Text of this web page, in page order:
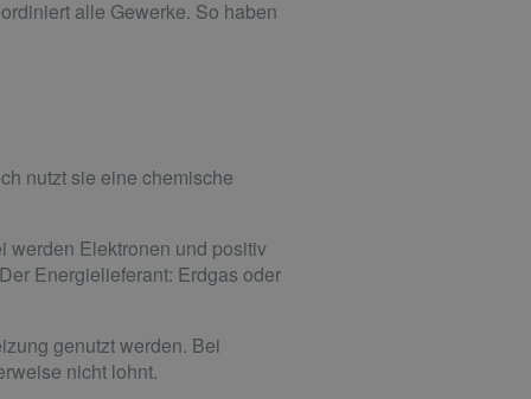
alle Gewerke. So haben
nutzt sie eine chemische
werden Elektronen und positiv
Energielieferant: Erdgas oder
genutzt werden. Bei
nicht lohnt.